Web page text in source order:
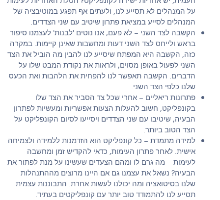
על המנהלים לא תסייע לנו, ולעתים אף תפגע במוטיבציה של
המנהלים לסייע במציאת פתרון שיטיב עם שני הצדדים.
הקשבה לצד השני – לא פעם, אנו נוטים 'לבנות' לעצמנו סיפור
בראש ולייחס לצד השני דעות ומחשבות שאינן קיימות. במקרה
כזה, הקשבה היא המפתח שיסייע לנו להבין מה הוביל את הצד
השני לפעול באופן מסוים, ולראות את נקודת המבט שלו על
הדברים. הקשבה תאפשר לנו להפחית את הלהבות ואת הכעס
שלנו כלפי הצד השני.
פתרונות ריאליים – אחרי שכל צד הסביר את הצד שלו
בקונפליקט, חשוב להעלות הצעות אפשריות ומעשיות לפתרון
הבעיה, שיטיבו עם שני הצדדים ויסייעו לסיום הקונפליקט על
הצד הטוב ביותר.
למידה מתמדת – כל קונפליקט הוא הזדמנות ללמידה ולצמיחה
אישית. לאחר פתרון העימות, כדאי להקדיש זמן ומחשבה
לעימות – מה גרם לו ומהם הצעדים שעשינו על מנת לפתור את
הבעיה? נשאל את עצמנו גם אם היינו מרוצים מההתנהלות
שלנו בסיטואציה ומה יכולנו לעשות אחרת. התבוננות עצמית
תסייע לנו להתמודד טוב יותר עם קונפליקטים בעתיד.